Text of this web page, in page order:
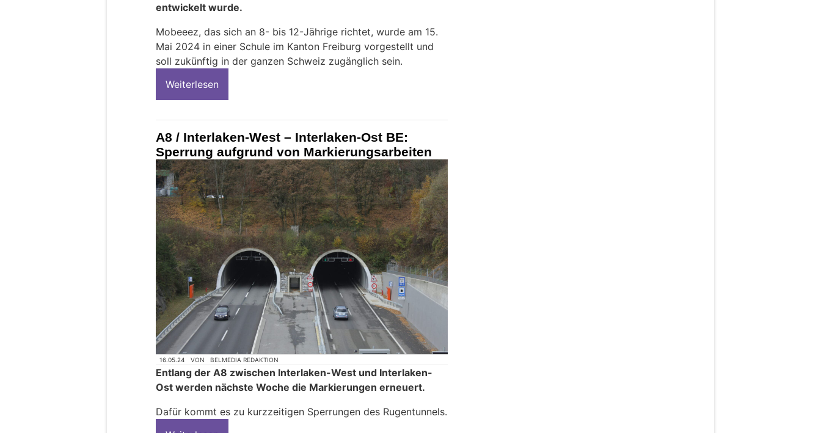
entwickelt wurde.
Mobeeez, das sich an 8- bis 12-Jährige richtet, wurde am 15.
Mai 2024 in einer Schule im Kanton Freiburg vorgestellt und
soll zukünftig in der ganzen Schweiz zugänglich sein.
Weiterlesen
A8 / Interlaken-West – Interlaken-Ost BE:
Sperrung aufgrund von Markierungsarbeiten
16.05.24 VON BELMEDIA REDAKTION
Entlang der A8 zwischen Interlaken-West und Interlaken-
Ost werden nächste Woche die Markierungen erneuert.
Dafür kommt es zu kurzzeitigen Sperrungen des Rugentunnels.